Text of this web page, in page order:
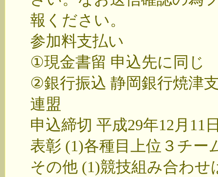
報ください。
参加料支払い
①現金書留 申込先に同じ
②銀行振込 静岡銀行焼津
連盟
申込締切 平成29年12月11
表彰 (1)各種目上位３チー
その他 (1)競技組み合わ